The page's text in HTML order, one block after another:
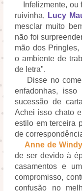
Infelizmente,
ruivinha, Lucy
mesclar muito
não foi
mão dos
o ambiente de
de letra".
Disse no
enfadonhas,
sucessão de
Achei isso chato
estilo em terceira
de
Anne de
de ser devido à
casamentos e
compromisso,
confusão no